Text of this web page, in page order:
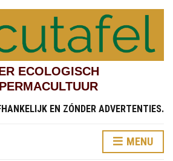
ECOLOGISCH
EN ZÓNDER ADVERTENTIES.
MENU